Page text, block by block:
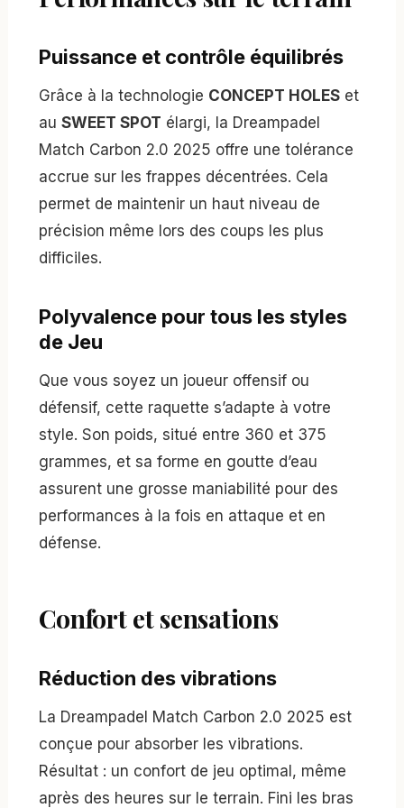
Puissance et contrôle équilibrés
Grâce à la technologie CONCEPT HOLESet
au SWEET SPOT élargi, la Dreampadel
Match Carbon 2.0 2025 offre une tolérance
accrue sur les frappes décentrées. Cela
permet de maintenir un haut niveau de
précision même lors des coups les plus
difficiles.
Polyvalence pour tous les styles
de Jeu
Que vous soyez un joueur offensif ou
défensif, cette raquette s’adapte à votre
style. Son poids, situé entre 360 et 375
grammes, et sa forme en goutte d’eau
assurent une grosse maniabilité pour des
performances à la fois en attaque et en
défense.
Confort et sensations
Réduction des vibrations
La Dreampadel Match Carbon 2.0 2025 est
conçue pour absorber les vibrations.
Résultat : un confort de jeu optimal, même
après des heures sur le terrain. Fini les bras